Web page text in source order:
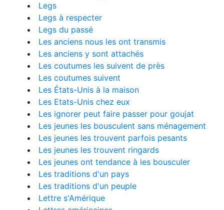
Legs
Legs à respecter
Legs du passé
Les anciens nous les ont transmis
Les anciens y sont attachés
Les coutumes les suivent de près
Les coutumes suivent
Les États-Unis à la maison
Les Etats-Unis chez eux
Les ignorer peut faire passer pour goujat
Les jeunes les bousculent sans ménagement
Les jeunes les trouvent parfois pesants
Les jeunes les trouvent ringards
Les jeunes ont tendance à les bousculer
Les traditions d'un pays
Les traditions d'un peuple
Lettre s'Amérique